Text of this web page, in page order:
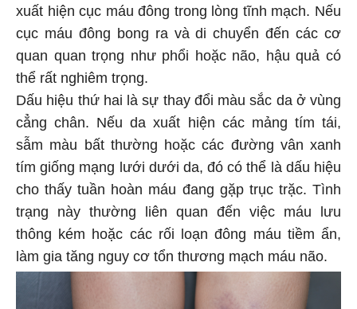
xuất hiện cục máu đông trong lòng tĩnh mạch. Nếu
cục máu đông bong ra và di chuyển đến các cơ
quan quan trọng như phổi hoặc não, hậu quả có
thể rất nghiêm trọng.
Dấu hiệu thứ hai là sự thay đổi màu sắc da ở vùng
cẳng chân. Nếu da xuất hiện các mảng tím tái,
sẫm màu bất thường hoặc các đường vân xanh
tím giống mạng lưới dưới da, đó có thể là dấu hiệu
cho thấy tuần hoàn máu đang gặp trục trặc. Tình
trạng này thường liên quan đến việc máu lưu
thông kém hoặc các rối loạn đông máu tiềm ẩn,
làm gia tăng nguy cơ tổn thương mạch máu não.